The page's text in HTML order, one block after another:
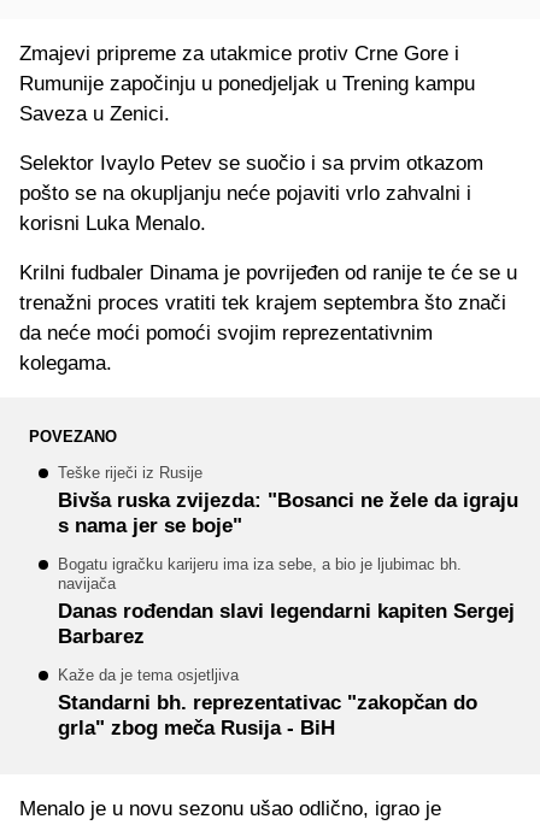
Zmajevi pripreme za utakmice protiv Crne Gore i
Rumunije započinju u ponedjeljak u Trening kampu
Saveza u Zenici.
Selektor Ivaylo Petev se suočio i sa prvim otkazom
pošto se na okupljanju neće pojaviti vrlo zahvalni i
korisni Luka Menalo.
Krilni fudbaler Dinama je povrijeđen od ranije te će se u
trenažni proces vratiti tek krajem septembra što znači
da neće moći pomoći svojim reprezentativnim
kolegama.
POVEZANO
Teške riječi iz Rusije
Bivša ruska zvijezda: "Bosanci ne žele da igraju
s nama jer se boje"
Bogatu igračku karijeru ima iza sebe, a bio je ljubimac bh.
navijača
Danas rođendan slavi legendarni kapiten Sergej
Barbarez
Kaže da je tema osjetljiva
Standarni bh. reprezentativac "zakopčan do
grla" zbog meča Rusija - BiH
Menalo je u novu sezonu ušao odlično, igrao je